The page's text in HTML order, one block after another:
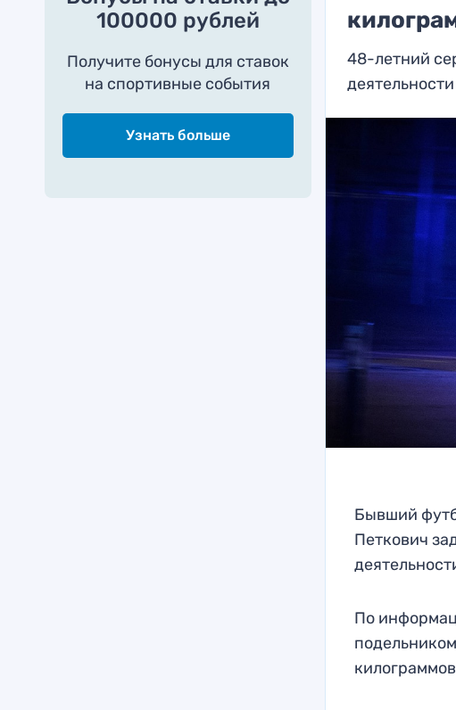
100000 рублей
Получите бонусы для ставок
на спортивные события
Узнать больше
48-летний
Бывший
Петкович
По